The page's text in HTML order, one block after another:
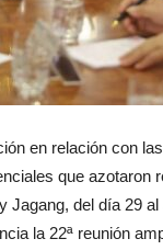
en relación con
que azotaron
del día 29
la 22ª reunión